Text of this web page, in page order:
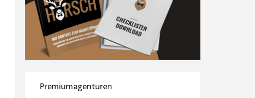
Premiumagenturen